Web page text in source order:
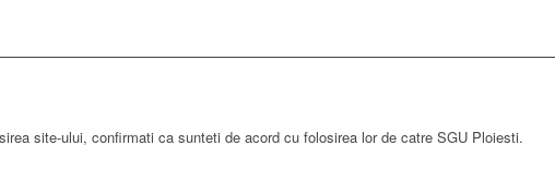
site-ului, confirmati ca sunteti de acord cu folosirea lor de catre SGU Ploiesti.